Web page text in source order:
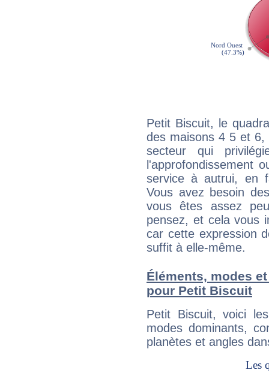
Petit Biscuit, le
des maisons 4 5 et
secteur qui
l'approfondissement
service à autrui, en
Vous avez besoin
vous êtes assez
pensez, et cela vous
car cette expression
suffit à elle-même.
Éléments, modes
pour Petit Biscuit
Petit Biscuit, voici
modes dominants,
planètes et angles